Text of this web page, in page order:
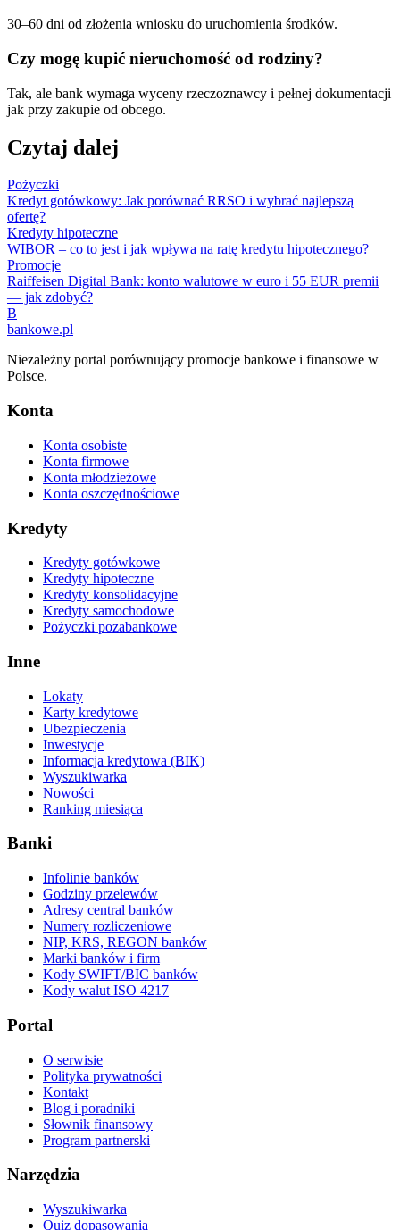
30–60 dni od złożenia wniosku do uruchomienia środków.
Czy mogę kupić nieruchomość od rodziny?
Tak, ale bank wymaga wyceny rzeczoznawcy i pełnej dokumentacji
jak przy zakupie od obcego.
Czytaj dalej
Pożyczki
Kredyt gotówkowy: Jak porównać RRSO i wybrać najlepszą
ofertę?
Kredyty hipoteczne
WIBOR – co to jest i jak wpływa na ratę kredytu hipotecznego?
Promocje
Raiffeisen Digital Bank: konto walutowe w euro i 55 EUR premii
— jak zdobyć?
B
bankowe.pl
Niezależny portal porównujący promocje bankowe i finansowe w
Polsce.
Konta
Konta osobiste
Konta firmowe
Konta młodzieżowe
Konta oszczędnościowe
Kredyty
Kredyty gotówkowe
Kredyty hipoteczne
Kredyty konsolidacyjne
Kredyty samochodowe
Pożyczki pozabankowe
Inne
Lokaty
Karty kredytowe
Ubezpieczenia
Inwestycje
Informacja kredytowa (BIK)
Wyszukiwarka
Nowości
Ranking miesiąca
Banki
Infolinie banków
Godziny przelewów
Adresy central banków
Numery rozliczeniowe
NIP, KRS, REGON banków
Marki banków i firm
Kody SWIFT/BIC banków
Kody walut ISO 4217
Portal
O serwisie
Polityka prywatności
Kontakt
Blog i poradniki
Słownik finansowy
Program partnerski
Narzędzia
Wyszukiwarka
Quiz dopasowania